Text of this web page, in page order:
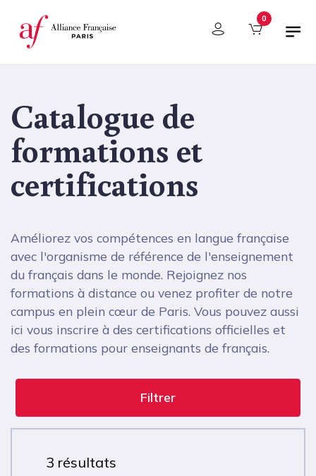
Panneau de gestion des cookies 0
Catalogue de
formations et
certifications
Améliorez vos compétences en langue française
avec l'organisme de référence de l'enseignement
du français dans le monde. Rejoignez nos
formations à distance ou venez profiter de notre
campus en plein cœur de Paris. Vous pouvez aussi
ici vous inscrire à des certifications officielles et
des formations pour enseignants de français.
Filtrer
3 résultats